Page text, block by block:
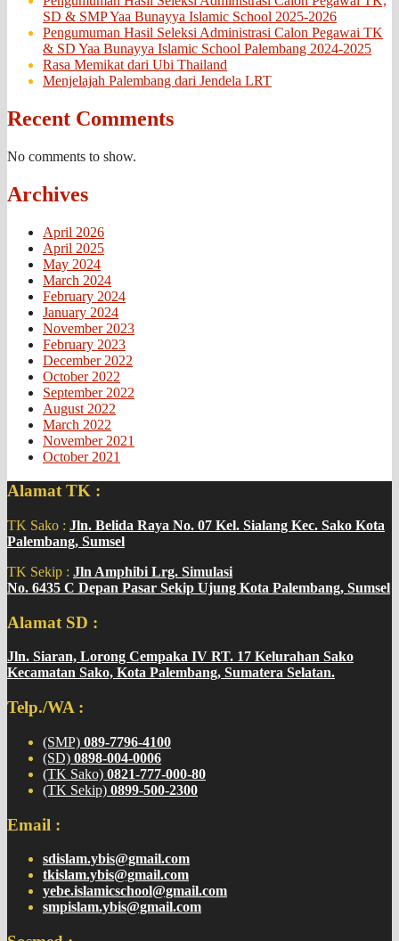
SD & SMP Yaa Bunayya Islamic School 2025-2026
Pengumuman Hasil Seleksi Administrasi Calon Pegawai TK
& SD Yaa Bunayya Islamic School Palembang 2024-2025
Rasa Memikat dari Ubi Thailand
Menjelajah Palembang dari Jendela LRT
Recent Comments
No comments to show.
Archives
April 2026
April 2025
May 2024
March 2024
February 2024
January 2024
November 2023
February 2023
December 2022
October 2022
September 2022
August 2022
March 2022
November 2021
October 2021
Alamat TK :
TK Sako : Jln. Belida Raya No. 07 Kel. Sialang Kec. Sako Kota
Palembang, Sumsel
TK Sekip : Jln Amphibi Lrg. Simulasi
No. 6435 C Depan Pasar Sekip Ujung Kota Palembang, Sumsel
Alamat SD :
Jln. Siaran, Lorong Cempaka IV RT. 17 Kelurahan Sako
Kecamatan Sako, Kota Palembang, Sumatera Selatan.
Telp./WA :
(SMP) 089-7796-4100
(SD) 0898-004-0006
(TK Sako) 0821-777-000-80
(TK Sekip) 0899-500-2300
Email :
sdislam.ybis@gmail.com
tkislam.ybis@gmail.com
yebe.islamicschool@gmail.com
smpislam.ybis@gmail.com